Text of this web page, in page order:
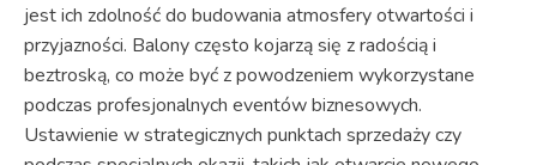
jest ich zdolność do budowania atmosfery otwartości i
przyjazności. Balony często kojarzą się z radością i
beztroską, co może być z powodzeniem wykorzystane
podczas profesjonalnych eventów biznesowych.
Ustawienie w strategicznych punktach sprzedaży czy